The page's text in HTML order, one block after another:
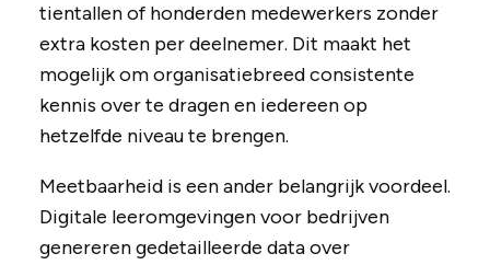
tientallen of honderden medewerkers zonder
extra kosten per deelnemer. Dit maakt het
mogelijk om organisatiebreed consistente
kennis over te dragen en iedereen op
hetzelfde niveau te brengen.
Meetbaarheid is een ander belangrijk voordeel.
Digitale leeromgevingen voor bedrijven
genereren gedetailleerde data over